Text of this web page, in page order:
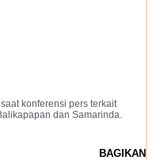
konferensi pers terkait
dan Samarinda.
BAGIKAN